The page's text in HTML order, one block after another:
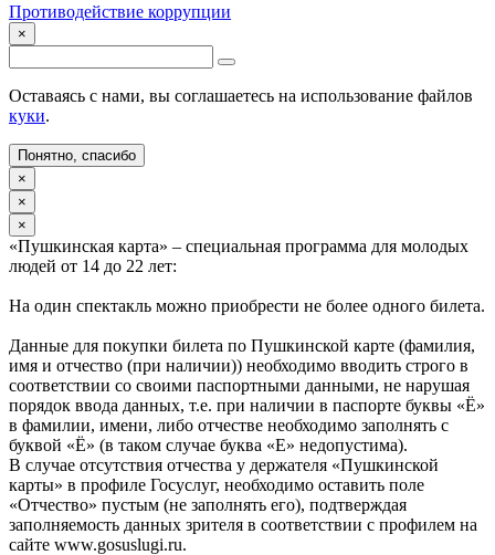
Противодействие коррупции
×
Оставаясь с нами, вы соглашаетесь на использование файлов
куки.
Понятно, спасибо
×
×
×
«Пушкинская карта» – специальная программа для молодых
людей от 14 до 22 лет:
На один спектакль можно приобрести не более одного билета.
Данные для покупки билета по Пушкинской карте (фамилия,
имя и отчество (при наличии)) необходимо вводить строго в
соответствии со своими паспортными данными, не нарушая
порядок ввода данных, т.е. при наличии в паспорте буквы «Ё»
в фамилии, имени, либо отчестве необходимо заполнять с
буквой «Ё» (в таком случае буква «Е» недопустима).
В случае отсутствия отчества у держателя «Пушкинской
карты» в профиле Госуслуг, необходимо оставить поле
«Отчество» пустым (не заполнять его), подтверждая
заполняемость данных зрителя в соответствии с профилем на
сайте www.gosuslugi.ru.